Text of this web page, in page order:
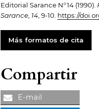
Editorial Sarance N°14 (1990).
Sarance 14 , 9-10. https://
Más formatos de cita
Compartir